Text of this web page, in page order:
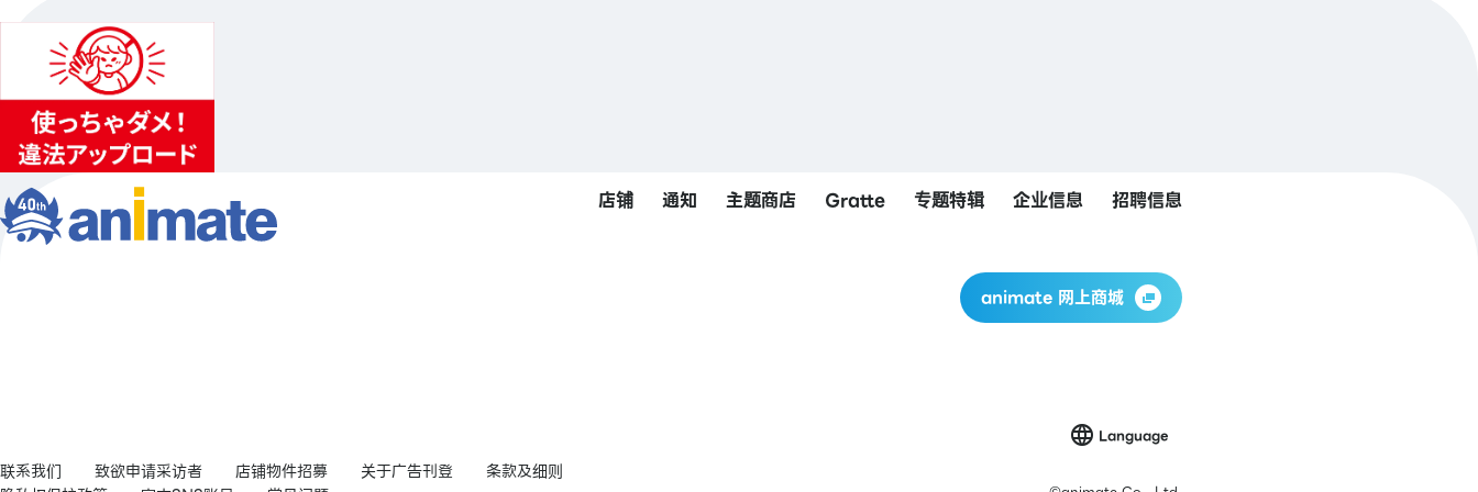
店铺 通知 主题商店 Gratte 专题特辑 企业信息 招聘信息
animate 网上商城
联系我们 致欲申请采访者 店铺物件招募 关于广告刊登
条款及细则
Language